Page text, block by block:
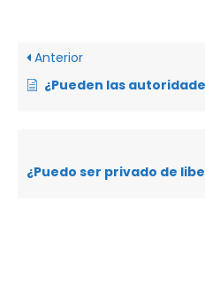
Anterior
¿Pueden las autoridades de las comunidades,